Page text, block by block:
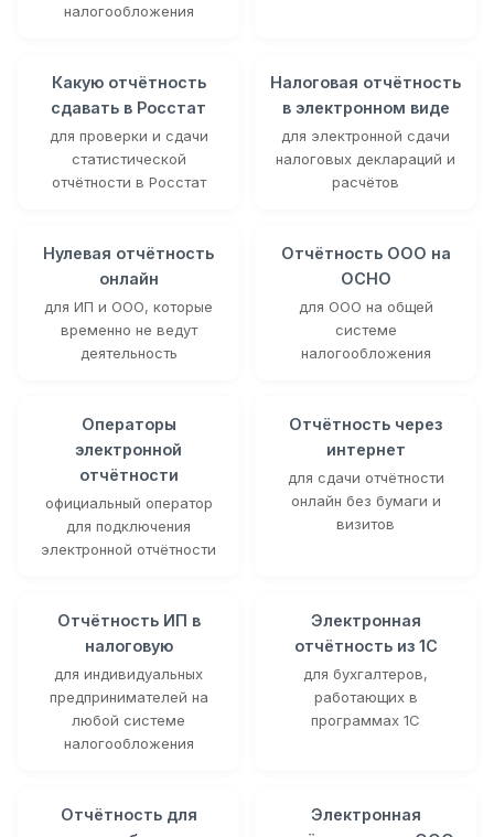
налогообложения
Какую отчётность
сдавать в Росстат
для проверки и сдачи
статистической
отчётности в Росстат
Налоговая отчётность
в электронном виде
для электронной сдачи
налоговых деклараций и
расчётов
Нулевая отчётность
онлайн
для ИП и ООО, которые
временно не ведут
деятельность
Отчётность ООО на
ОСНО
для ООО на общей
системе
налогообложения
Операторы
электронной
отчётности
официальный оператор
для подключения
электронной отчётности
Отчётность через
интернет
для сдачи отчётности
онлайн без бумаги и
визитов
Отчётность ИП в
налоговую
для индивидуальных
предпринимателей на
любой системе
налогообложения
Электронная
отчётность из 1С
для бухгалтеров,
работающих в
программах 1С
Отчётность для
Электронная